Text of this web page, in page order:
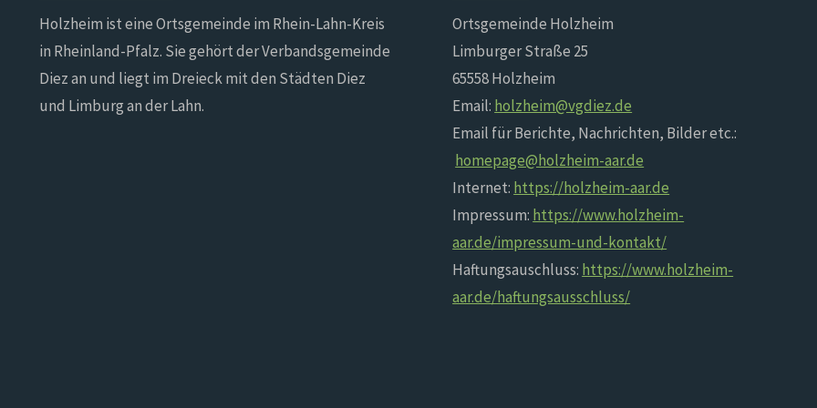
Holzheim ist eine Ortsgemeinde im Rhein-Lahn-Kreis
in Rheinland-Pfalz. Sie gehört der Verbandsgemeinde
Diez an und liegt im Dreieck mit den Städten Diez
und Limburg an der Lahn.
Ortsgemeinde Holzheim
Limburger Straße 25
65558 Holzheim
Email: holzheim@vgdiez.de
Email für Berichte, Nachrichten, Bilder etc.:
homepage@holzheim-aar.de
Internet: https://holzheim-aar.de
Impressum: https://www.holzheim-
aar.de/impressum-und-kontakt/
Haftungsauschluss: https://www.holzheim-
aar.de/haftungsausschluss/